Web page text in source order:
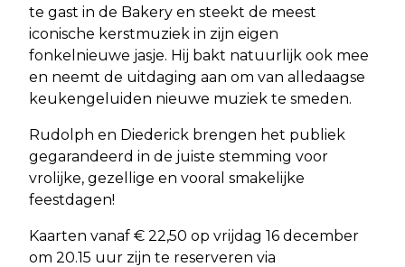
te gast in de Bakery en steekt de meest
iconische kerstmuziek in zijn eigen
fonkelnieuwe jasje. Hij bakt natuurlijk ook mee
en neemt de uitdaging aan om van alledaagse
keukengeluiden nieuwe muziek te smeden.
Rudolph en Diederick brengen het publiek
gegarandeerd in de juiste stemming voor
vrolijke, gezellige en vooral smakelijke
feestdagen!
Kaarten vanaf € 22,50 op vrijdag 16 december
om 20.15 uur zijn te reserveren via